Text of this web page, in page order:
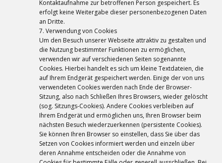
Kontaktaufnahme zur betroffenen Person gespeichert. Es
erfolgt keine Weitergabe dieser personenbezogenen Daten
an Dritte.
7. Verwendung von Cookies
Um den Besuch unserer Webseite attraktiv zu gestalten und
die Nutzung bestimmter Funktionen zu ermöglichen,
verwenden wir auf verschiedenen Seiten sogenannte
Cookies. Hierbei handelt es sich um kleine Textdateien, die
auf Ihrem Endgerät gespeichert werden. Einige der von uns
verwendeten Cookies werden nach Ende der Browser-
Sitzung, also nach Schließen Ihres Browsers, wieder gelöscht
(sog. Sitzungs-Cookies). Andere Cookies verbleiben auf
Ihrem Endgerät und ermöglichen uns, Ihren Browser beim
nächsten Besuch wiederzuerkennen (persistente Cookies).
Sie können Ihren Browser so einstellen, dass Sie über das
Setzen von Cookies informiert werden und einzeln über
deren Annahme entscheiden oder die Annahme von